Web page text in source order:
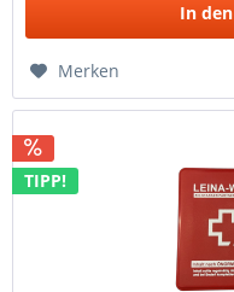
In den
Merken
TIPP!